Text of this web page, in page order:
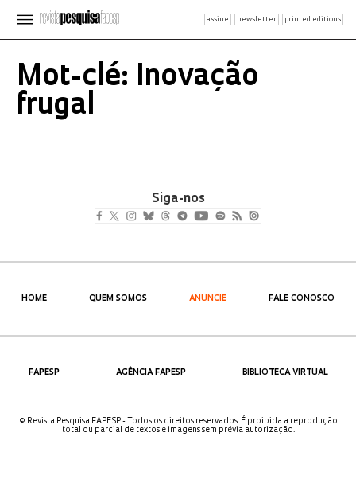
assine newsletter printed editions
Mot-clé: Inovação
frugal
Siga-nos
HOME QUEM SOMOS ANUNCIE FALE CONOSCO
FAPESP AGÊNCIA FAPESP BIBLIOTECA VIRTUAL
© Revista Pesquisa FAPESP - Todos os direitos reservados. É proibida a reprodução
total ou parcial de textos e imagens sem prévia autorização.